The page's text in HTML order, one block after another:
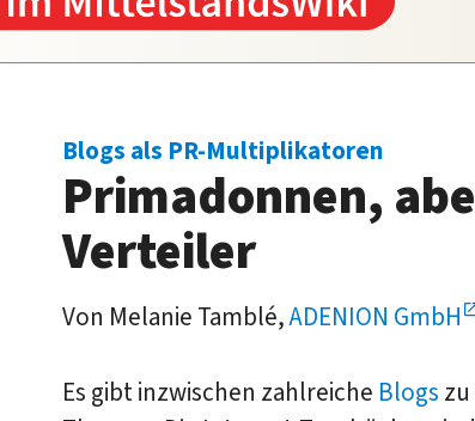
Blogs als PR-Multiplikatoren
Primadonnen,
Verteiler
Von Melanie Tamblé,ADENION GmbH
Es gibt inzwischen zahlreiche Blogs